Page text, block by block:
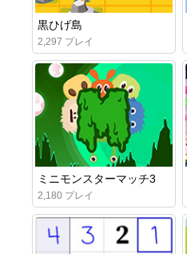
黒ひげ島
2,297 プレイ
ミニモンスターマッチ3
2,180 プレイ